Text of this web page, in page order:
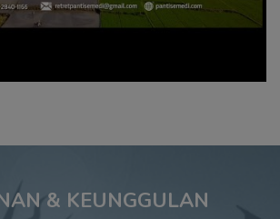
& KEUNGGULAN